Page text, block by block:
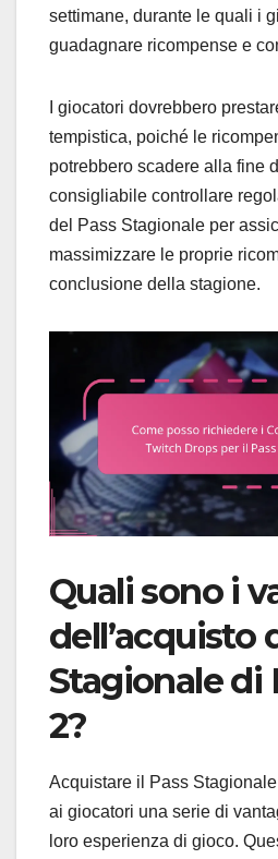
settimane, durante le quali i
guadagnare ricompense e
I giocatori dovrebbero
tempistica, poiché le
potrebbero scadere alla fine
consigliabile controllare
del Pass Stagionale per
massimizzare le proprie
conclusione della stagione.
Quali sono i
dell’acquisto
Stagionale di
2?
Acquistare il Pass
ai giocatori una serie di
loro esperienza di gioco.